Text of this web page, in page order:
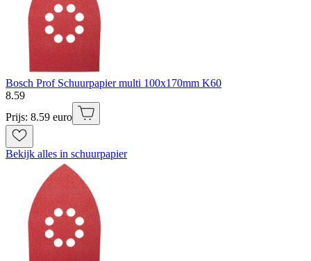
Bosch Prof Schuurpapier multi 100x170mm K60
8.59
Prijs: 8.59 euro
Bekijk alles in schuurpapier